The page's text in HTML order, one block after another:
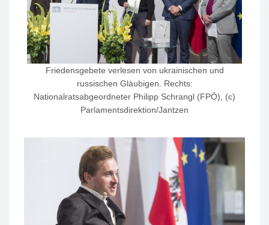
Friedensgebete verlesen von ukrainischen und
russischen Gläubigen. Rechts:
Nationalratsabgeordneter Philipp Schrangl (FPÖ), (c)
Parlamentsdirektion/Jantzen